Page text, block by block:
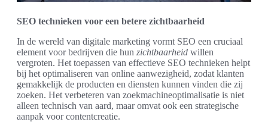
SEO technieken voor een betere zichtbaarheid
In de wereld van digitale marketing vormt SEO een cruciaal
element voor bedrijven die hun zichtbaarheid willen
vergroten. Het toepassen van effectieve SEO technieken helpt
bij het optimaliseren van online aanwezigheid, zodat klanten
gemakkelijk de producten en diensten kunnen vinden die zij
zoeken. Het verbeteren van zoekmachineoptimalisatie is niet
alleen technisch van aard, maar omvat ook een strategische
aanpak voor contentcreatie.